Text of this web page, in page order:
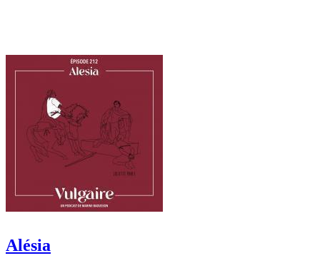
Alésia